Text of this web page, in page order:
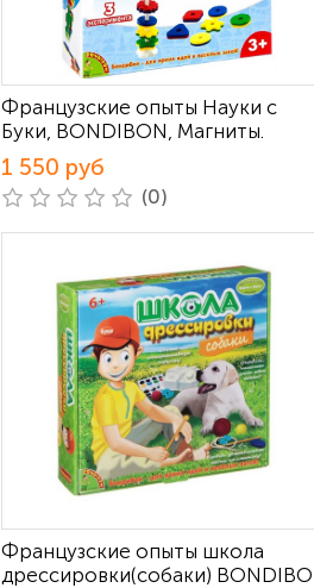
Французские опыты Науки с
Буки, BONDIBON, Магниты.
1 550 руб
(0)
Французские опыты школа
дрессировки(собаки)